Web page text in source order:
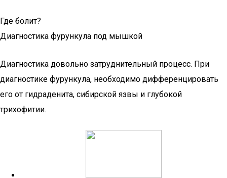
Где болит?
Диагностика фурункула под мышкой
Диагностика довольно затруднительный процесс. При
диагностике фурункула, необходимо дифференцировать
его от гидраденита, сибирской язвы и глубокой
трихофитии.